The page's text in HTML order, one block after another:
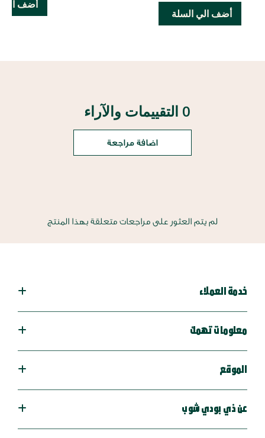
أضف الي السلة
أضف الي
0 التقييمات والآراء
اضافة مراجعة
لم يتم العثور على مراجعات متعلقة بهذا المنتج
خدمة العملاء
معلومات تهمك
الموقع
عن ذي بودي شوب